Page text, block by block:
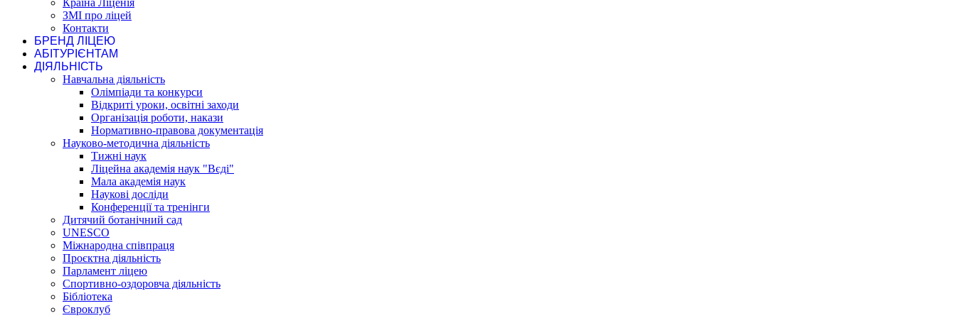
ЗМІ про ліцей
Контакти
БРЕНД ЛІЦЕЮ
АБІТУРІЄНТАМ
ДІЯЛЬНІСТЬ
Навчальна діяльність
Олімпіади та конкурси
Відкриті уроки, освітні заходи
Організація роботи, накази
Нормативно-правова документація
Науково-методична діяльність
Тижні наук
Ліцейна академія наук "Вєді"
Мала академія наук
Наукові досліди
Конференції та тренінги
Дитячий ботанічний сад
UNESCO
Міжнародна співпраця
Проєктна діяльність
Парламент ліцею
Спортивно-оздоровча діяльність
Бібліотека
Євроклуб